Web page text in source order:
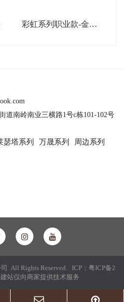
彩虹系列职业款-金属
道南岭南业三横路1号c栋101-102号
瑟塔系列 万晟系列 周边系列
All Rights Reserved. ICP： 粤ICP备2
站仅向商家提供技术服务